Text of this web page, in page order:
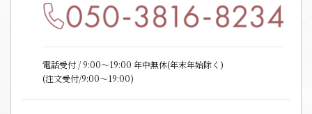
電話受付 / 9:00〜19:00 年中無休(年末年始除く)
(注文受付/9:00～19:00)